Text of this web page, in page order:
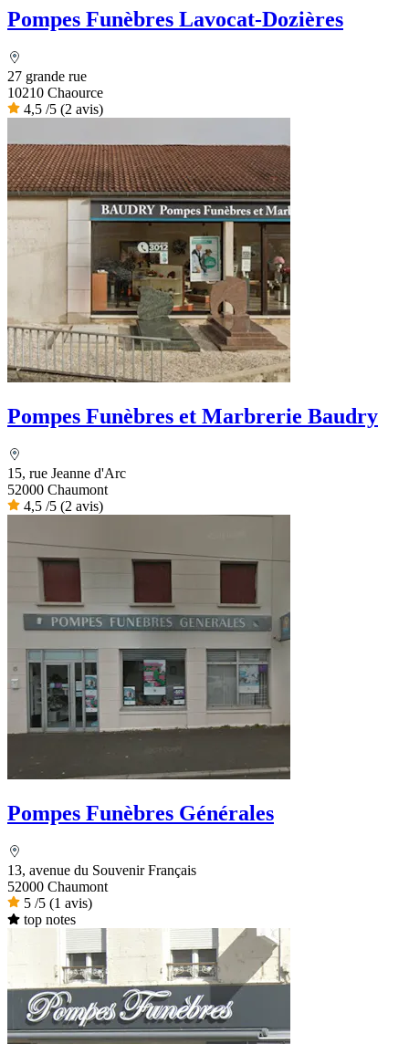
Pompes Funèbres Lavocat-Dozières
27 grande rue
10210 Chaource
4,5 /5 (2 avis)
Pompes Funèbres et Marbrerie Baudry
15, rue Jeanne d'Arc
52000 Chaumont
4,5 /5 (2 avis)
Pompes Funèbres Générales
13, avenue du Souvenir Français
52000 Chaumont
5 /5 (1 avis)
top notes